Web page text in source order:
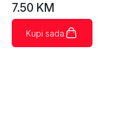
7.50 KM
Kupi sada